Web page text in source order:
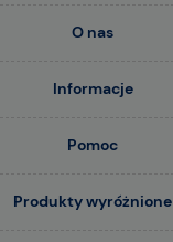
O nas
Informacje
Pomoc
Produkty wyróżnione